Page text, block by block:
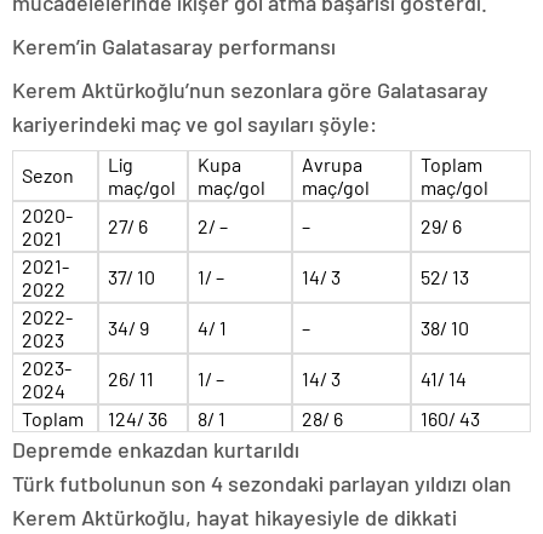
Kerem’in Galatasaray performansı
Kerem Aktürkoğlu’nun sezonlara göre Galatasaray
kariyerindeki maç ve gol sayıları şöyle:
Sezon
Lig
maç/gol
Kupa
maç/gol
Avrupa
maç/gol
Toplam
maç/gol
2020-
2021
27/ 6 2/ – –
29/ 6
2021-
2022
37/ 10 1/ – 14/ 3
52/ 13
2022-
2023
34/ 9 4/ 1 –
38/ 10
2023-
2024
26/ 11 1/ – 14/ 3
41/ 14
Toplam
124/ 36 8/ 1 28/ 6 160/ 43
Depremde enkazdan kurtarıldı
Türk futbolunun son 4 sezondaki parlayan yıldızı olan
Kerem Aktürkoğlu, hayat hikayesiyle de dikkati